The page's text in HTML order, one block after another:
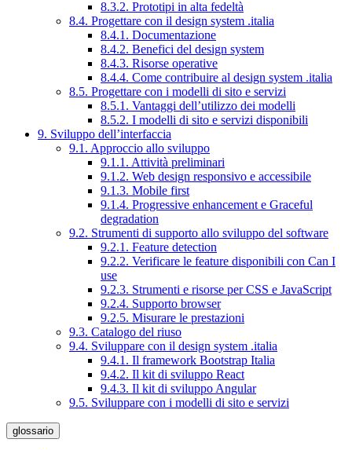
8.3.2. Prototipi in alta fedeltà
8.4. Progettare con il design system .italia
8.4.1. Documentazione
8.4.2. Benefici del design system
8.4.3. Risorse operative
8.4.4. Come contribuire al design system .italia
8.5. Progettare con i modelli di sito e servizi
8.5.1. Vantaggi dell’utilizzo dei modelli
8.5.2. I modelli di sito e servizi disponibili
9. Sviluppo dell’interfaccia
9.1. Approccio allo sviluppo
9.1.1. Attività preliminari
9.1.2. Web design responsivo e accessibile
9.1.3. Mobile first
9.1.4. Progressive enhancement e Graceful
degradation
9.2. Strumenti di supporto allo sviluppo del software
9.2.1. Feature detection
9.2.2. Verificare le feature disponibili con Can I
use
9.2.3. Strumenti e risorse per CSS e JavaScript
9.2.4. Supporto browser
9.2.5. Misurare le prestazioni
9.3. Catalogo del riuso
9.4. Sviluppare con il design system .italia
9.4.1. Il framework Bootstrap Italia
9.4.2. Il kit di sviluppo React
9.4.3. Il kit di sviluppo Angular
9.5. Sviluppare con i modelli di sito e servizi
glossario